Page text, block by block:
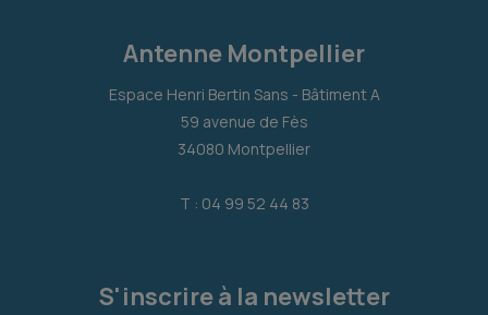
Antenne Montpellier
Espace Henri Bertin Sans - Bâtiment A
59 avenue de Fès
34080 Montpellier
T : 04 99 52 44 83
S'inscrire à la newsletter